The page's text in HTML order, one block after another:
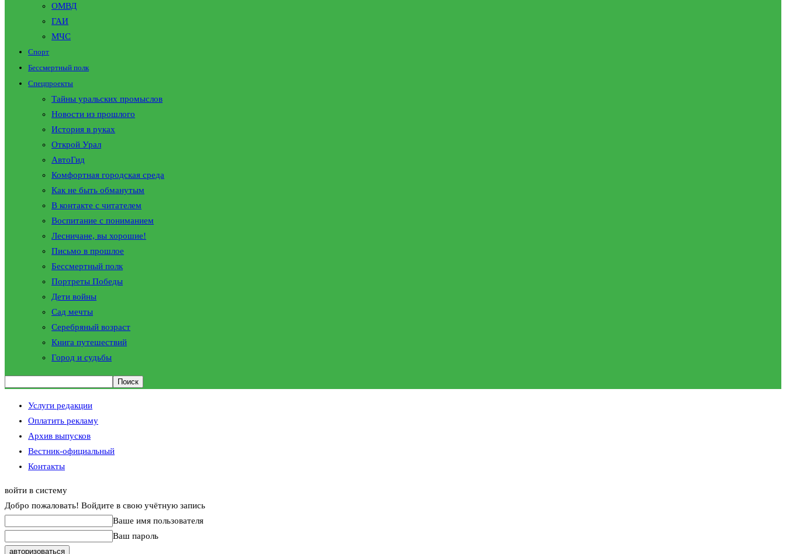
ОМВД
ГАИ
МЧС
Спорт
Бессмертный полк
Спецпроекты
Тайны уральских промыслов
Новости из прошлого
История в руках
Открой Урал
АвтоГид
Комфортная городская среда
Как не быть обманутым
В контакте с читателем
Воспитание с пониманием
Лесничане, вы хорошие!
Письмо в прошлое
Бессмертный полк
Портреты Победы
Дети войны
Сад мечты
Серебряный возраст
Книга путешествий
Город и судьбы
Услуги редакции
Оплатить рекламу
Архив выпусков
Вестник-официальный
Контакты
войти в систему
Добро пожаловать! Войдите в свою учётную запись
Ваше имя пользователя
Ваш пароль